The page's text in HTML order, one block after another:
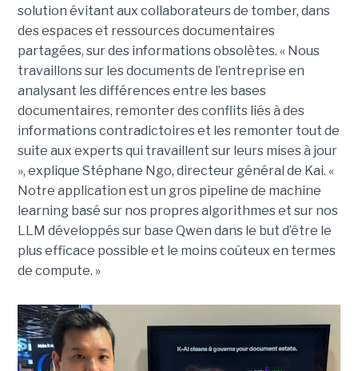
solution évitant aux collaborateurs de tomber, dans
des espaces et ressources documentaires
partagées, sur des informations obsolètes. « Nous
travaillons sur les documents de l’entreprise en
analysant les différences entre les bases
documentaires, remonter des conflits liés à des
informations contradictoires et les remonter tout de
suite aux experts qui travaillent sur leurs mises à jour
», explique Stéphane Ngo, directeur général de Kai. «
Notre application est un gros pipeline de machine
learning basé sur nos propres algorithmes et sur nos
LLM développés sur base Qwen dans le but d’être le
plus efficace possible et le moins coûteux en termes
de compute. »